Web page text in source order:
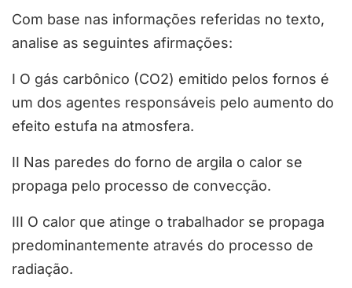
Com base nas informações referidas no texto,
analise as seguintes afirmações:
I O gás carbônico (CO2) emitido pelos fornos é
um dos agentes responsáveis pelo aumento do
efeito estufa na atmosfera.
II Nas paredes do forno de argila o calor se
propaga pelo processo de convecção.
III O calor que atinge o trabalhador se propaga
predominantemente através do processo de
radiação.